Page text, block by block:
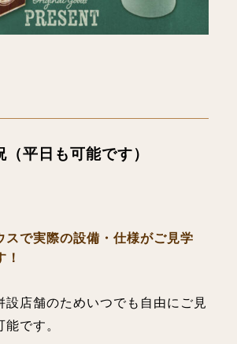
（平日も可能です）
で実際の設備・仕様がご見学
設店舗のためいつでも自由にご見
です。